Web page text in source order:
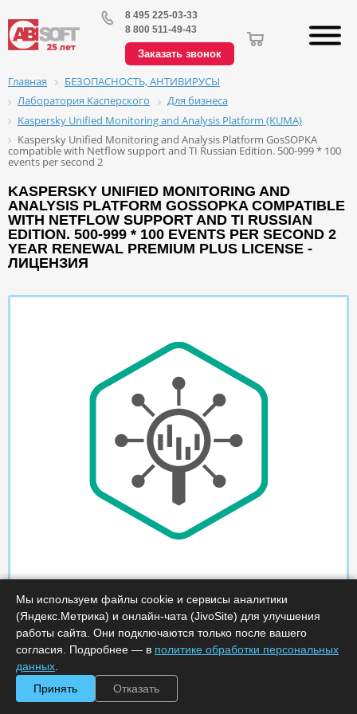
8 495 225-03-33
8 800 511-49-43
Заказать звонок
Главная
БЕЗОПАСНОСТЬ, АНТИВИРУСЫ
Лаборатория Касперского
Для бизнеса
Kaspersky Unified Monitoring and Analysis Platform (KUMA)
Kaspersky Unified Monitoring and Analysis Platform GosSOPKA
compatible with Netflow support and TI Russian Edition. 500-999 * 100
events per second 2
KASPERSKY UNIFIED MONITORING AND
ANALYSIS PLATFORM GOSSOPKA COMPATIBLE
WITH NETFLOW SUPPORT AND TI RUSSIAN
EDITION. 500-999 * 100 EVENTS PER SECOND 2
YEAR RENEWAL PREMIUM PLUS LICENSE -
ЛИЦЕНЗИЯ
Мы используем файлы cookie и сервисы аналитики
(Яндекс.Метрика) и онлайн-чата (JivoSite) для улучшения
работы сайта. Они подключаются только после вашего
согласия. Подробнее — в политике обработки персональных
данных
Принять
Отказать